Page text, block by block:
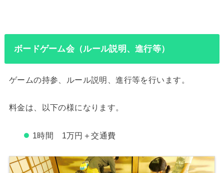
ボードゲーム会（ルール説明、進行等）
ゲームの持参、ルール説明、進行等を行います。
料金は、以下の様になります。
1時間 1万円＋交通費